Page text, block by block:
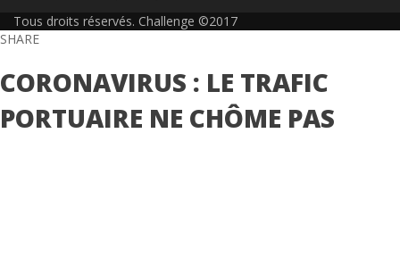
Tous droits réservés. Challenge ©2017
SHARE
CORONAVIRUS : LE TRAFIC
PORTUAIRE NE CHÔME PAS